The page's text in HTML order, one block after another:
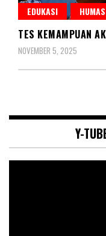
EDUKASI
TES KEMAMPUAN
NOVEMBER 5, 2025
Y-